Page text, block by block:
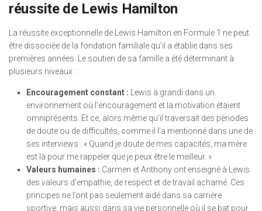
réussite de Lewis Hamilton
La réussite exceptionnelle de Lewis Hamilton en Formule 1 ne peut
être dissociée de la fondation familiale qu’il a établie dans ses
premières années. Le soutien de sa famille a été déterminant à
plusieurs niveaux :
Encouragement constant : Lewis a grandi dans un
environnement où l’encouragement et la motivation étaient
omniprésents. Et ce, alors même qu’il traversait des périodes
de doute ou de difficultés, comme il l’a mentionné dans une de
ses interviews : « Quand je doute de mes capacités, ma mère
est là pour me rappeler que je peux être le meilleur. »
Valeurs humaines : Carmen et Anthony ont enseigné à Lewis
des valeurs d’empathie, de respect et de travail acharné. Ces
principes ne l’ont pas seulement aidé dans sa carrière
sportive, mais aussi dans sa vie personnelle où il se bat pour